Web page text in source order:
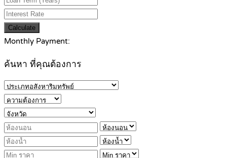
Calculate
Monthly Payment:
ค้นหา ที่คุณต้องการ